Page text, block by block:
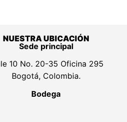
NUESTRA UBICACIÓN
Sede principal
10 No. 20-35 Oficina 295
Bogotá, Colombia.
Bodega